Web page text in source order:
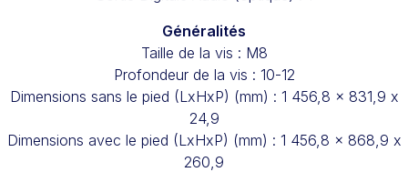
Généralités
Taille de la vis : M8
Profondeur de la vis : 10-12
Dimensions sans le pied (LxHxP) (mm) : 1 456,8 x 831,9 x
24,9
Dimensions avec le pied (LxHxP) (mm) : 1 456,8 x 868,9 x
260,9